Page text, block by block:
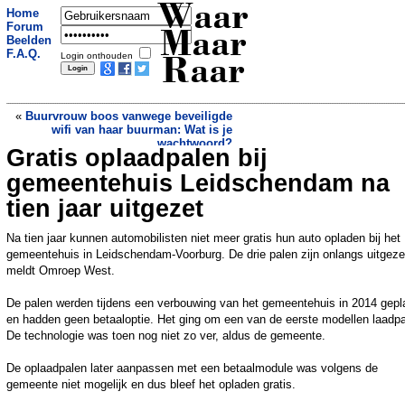
Home
Forum
Beelden
F.A.Q.
Login onthouden
Waar
Maar
Raar
« Buurvrouw boos vanwege beveiligde
wifi van haar buurman: Wat is je
wachtwoord?
Eritrese vluchtelinge (30) met baby
weigert woning: te klein en te onveilig
Gratis oplaadpalen bij
gemeentehuis Leidschendam na
tien jaar uitgezet
Na tien jaar kunnen automobilisten niet meer gratis hun auto opladen bij het
gemeentehuis in Leidschendam-Voorburg. De drie palen zijn onlangs
meldt Omroep West.
De palen werden tijdens een verbouwing van het gemeentehuis in 2014
en hadden geen betaaloptie. Het ging om een van de eerste modellen
De technologie was toen nog niet zo ver, aldus de gemeente.
De oplaadpalen later aanpassen met een betaalmodule was volgens de
gemeente niet mogelijk en dus bleef het opladen gratis.